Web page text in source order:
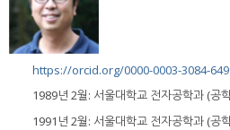
https://orcid.org/0000-0003-3084-
1989년 2월: 서울대학교 전자공학과 (공
1991년 2월: 서울대학교 전자공학과 (공